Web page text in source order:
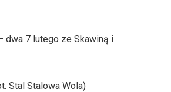
dwa 7 lutego ze Skawiną i
Stal Stalowa Wola)